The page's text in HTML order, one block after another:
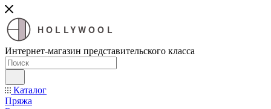
HOLLYWOOL
Интернет-магазин представительского класса
Каталог
Пряжа